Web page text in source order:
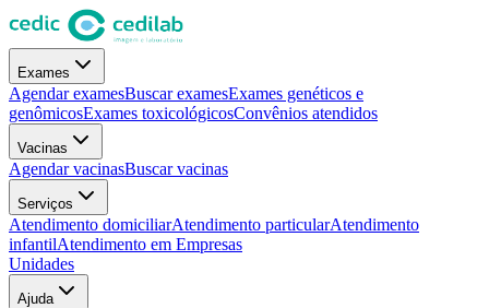
Exames
Agendar examesBuscar examesExames genéticos e
genômicosExames toxicológicosConvênios atendidos
Vacinas
Agendar vacinasBuscar vacinas
Serviços
Atendimento domiciliarAtendimento particularAtendimento
infantilAtendimento em Empresas
Unidades
Ajuda